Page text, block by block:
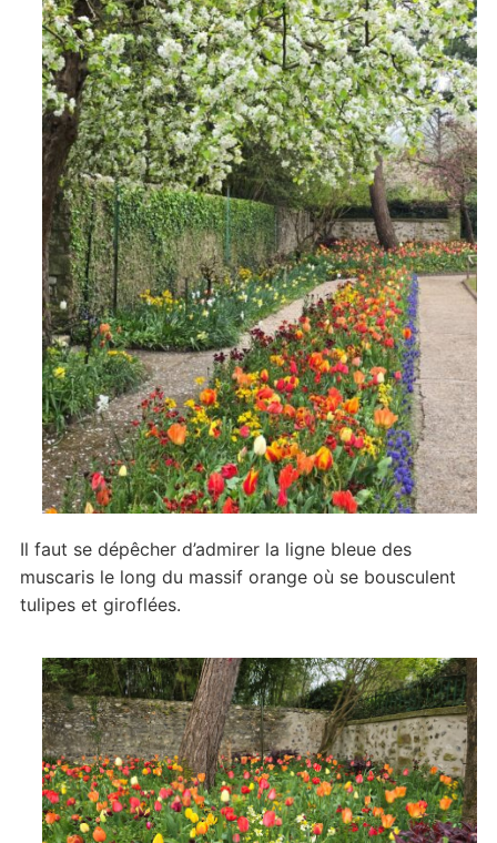
Il faut se dépêcher d’admirer la ligne bleue des
muscaris le long du massif orange où se bousculent
tulipes et giroflées.